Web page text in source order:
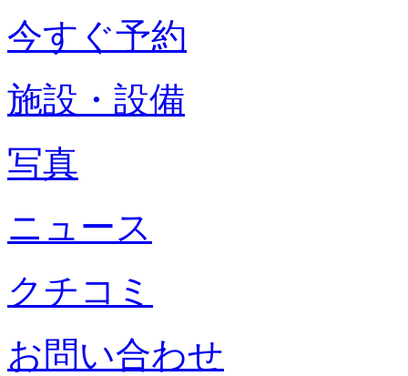
今すぐ予約
施設・設備
写真
ニュース
クチコミ
お問い合わせ